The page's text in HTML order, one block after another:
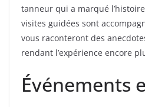
tanneur qui a marqué
visites guidées sont
vous raconteront des
rendant l’expérience encore
Événements